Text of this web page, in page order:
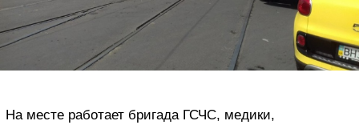
На месте работает бригада ГСЧС, медики,